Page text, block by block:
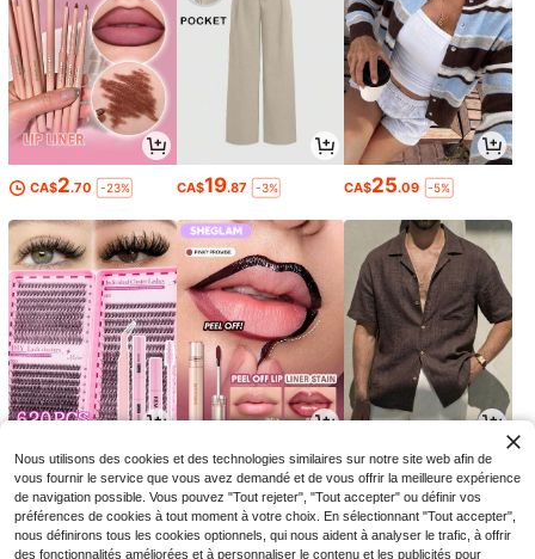
CA$2.70 -23% CA$19.87 -3% CA$25.09 -5%
CA$2.60 -7% CA$4.28 -22% CA$15.99 -3%
Nous utilisons des cookies et des technologies similaires sur notre site web afin de
vous fournir le service que vous avez demandé et de vous offrir la meilleure expérience
de navigation possible. Vous pouvez "Tout rejeter", "Tout accepter" ou définir vos
préférences de cookies à tout moment à votre choix. En sélectionnant "Tout accepter",
nous définirons tous les cookies optionnels, qui nous aident à analyser le trafic, à offrir
des fonctionnalités améliorées et à personnaliser le contenu et les publicités pour